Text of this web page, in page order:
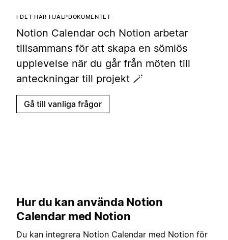
I DET HÄR HJÄLPDOKUMENTET
Notion Calendar och Notion arbetar
tillsammans för att skapa en sömlös
upplevelse när du går från möten till
anteckningar till projekt 🪄
Gå till vanliga frågor
Hur du kan använda Notion
Calendar med Notion
Du kan integrera Notion Calendar med Notion för